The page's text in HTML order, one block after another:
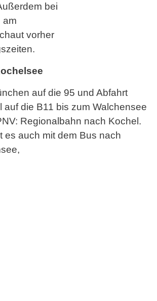
bei
am
vorher
auf die 95 und Abfahrt
auf die B11 bis zum Walchensee
Regionalbahn nach Kochel.
es auch mit dem Bus nach